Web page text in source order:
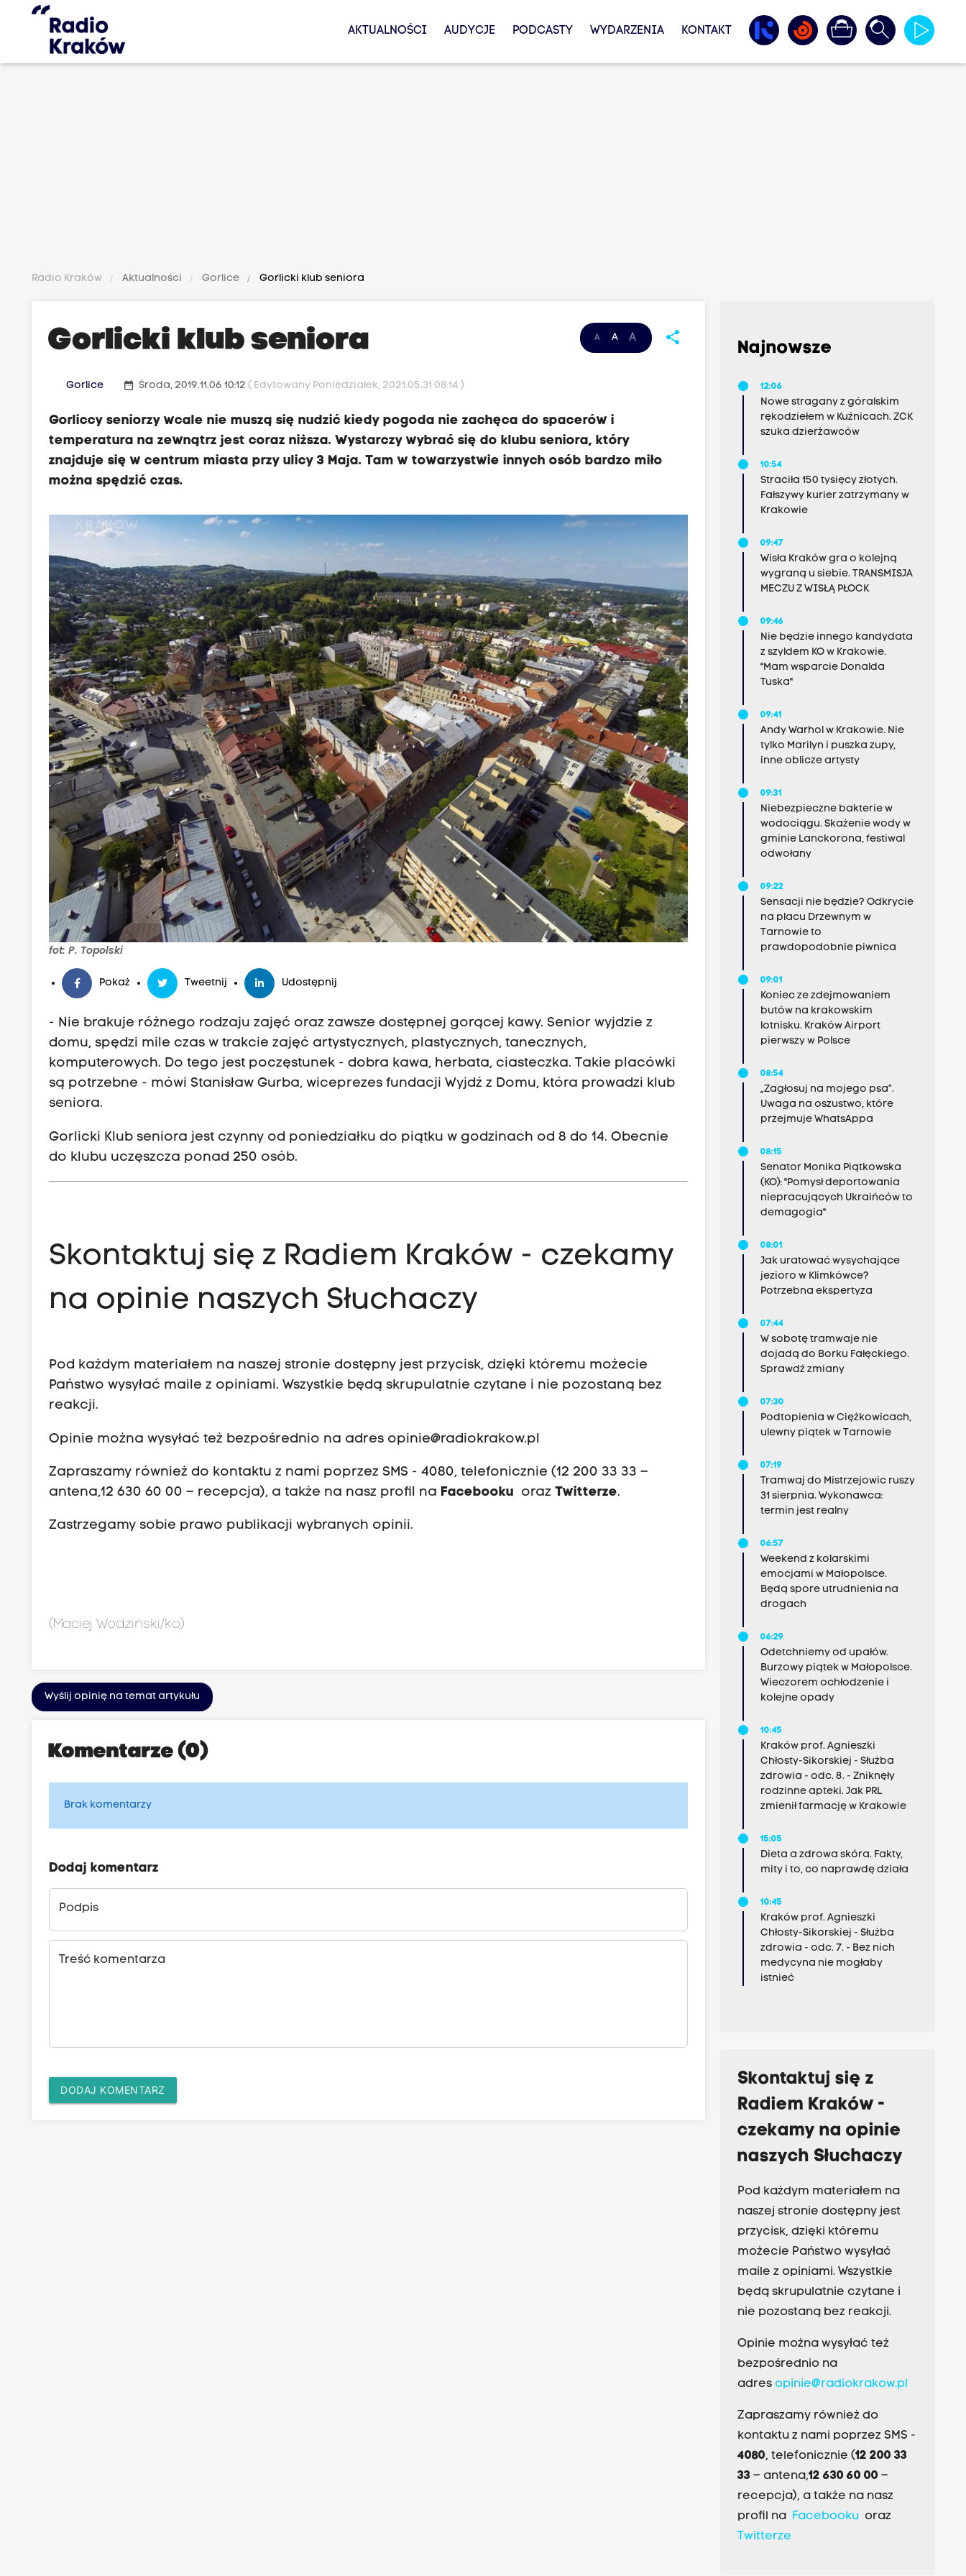
AKTUALNOŚCI AUDYCJE PODCASTY WYDARZENIA KONTAKT
Radio Kraków Aktualności Gorlice Gorlicki klub seniora
A A A share
Gorlicki klub seniora
Gorlice date_range Środa, 2019.11.06 10:12( Edytowany Poniedziałek, 2021.05.31 08:14 )
Gorliccy seniorzy wcale nie muszą się nudzić kiedy pogoda nie zachęca do spacerów i
temperatura na zewnątrz jest coraz niższa. Wystarczy wybrać się do klubu seniora, który
znajduje się w centrum miasta przy ulicy 3 Maja. Tam w towarzystwie innych osób bardzo miło
można spędzić czas.
fot: P. Topolski
Pokaż Tweetnij Udostępnij
- Nie brakuje różnego rodzaju zajęć oraz zawsze dostępnej gorącej kawy. Senior wyjdzie z
domu, spędzi mile czas w trakcie zajęć artystycznych, plastycznych, tanecznych,
komputerowych. Do tego jest poczęstunek - dobra kawa, herbata, ciasteczka. Takie placówki
są potrzebne - mówi Stanisław Gurba, wiceprezes fundacji Wyjdź z Domu, która prowadzi klub
seniora.
Gorlicki Klub seniora jest czynny od poniedziałku do piątku w godzinach od 8 do 14. Obecnie
do klubu uczęszcza ponad 250 osób.
Skontaktuj się z Radiem Kraków - czekamy
na opinie naszych Słuchaczy
Pod każdym materiałem na naszej stronie dostępny jest przycisk, dzięki któremu możecie
Państwo wysyłać maile z opiniami. Wszystkie będą skrupulatnie czytane i nie pozostaną bez
reakcji.
Opinie można wysyłać też bezpośrednio na adres opinie@radiokrakow.pl
Zapraszamy również do kontaktu z nami poprzez SMS - 4080, telefonicznie (12 200 33 33 –
antena,12 630 60 00 – recepcja), a także na nasz profil na Facebooku orazTwitterze.
Zastrzegamy sobie prawo publikacji wybranych opinii.
(Maciej Wodziński/ko)
Wyślij opinię na temat artykułu
Komentarze (0)
Brak komentarzy
Dodaj komentarz
Podpis
Treść komentarza
DODAJ KOMENTARZ
Najnowsze
12:06
Nowe stragany z góralskim
rękodziełem w Kuźnicach. ZCK
szuka dzierżawców
10:54
Straciła 150 tysięcy złotych.
Fałszywy kurier zatrzymany w
Krakowie
09:47
Wisła Kraków gra o kolejną
wygraną u siebie. TRANSMISJA
MECZU Z WISŁĄ PŁOCK
09:46
Nie będzie innego kandydata
z szyldem KO w Krakowie.
"Mam wsparcie Donalda
Tuska"
09:41
Andy Warhol w Krakowie. Nie
tylko Marilyn i puszka zupy,
inne oblicze artysty
09:31
Niebezpieczne bakterie w
wodociągu. Skażenie wody w
gminie Lanckorona, festiwal
odwołany
09:22
Sensacji nie będzie? Odkrycie
na placu Drzewnym w
Tarnowie to
prawdopodobnie piwnica
09:01
Koniec ze zdejmowaniem
butów na krakowskim
lotnisku. Kraków Airport
pierwszy w Polsce
08:54
„Zagłosuj na mojego psa”.
Uwaga na oszustwo, które
przejmuje WhatsAppa
08:15
Senator Monika Piątkowska
(KO): "Pomysł deportowania
niepracujących Ukraińców to
demagogia"
08:01
Jak uratować wysychające
jezioro w Klimkówce?
Potrzebna ekspertyza
07:44
W sobotę tramwaje nie
dojadą do Borku Fałęckiego.
Sprawdź zmiany
07:30
Podtopienia w Ciężkowicach,
ulewny piątek w Tarnowie
07:19
Tramwaj do Mistrzejowic ruszy
31 sierpnia. Wykonawca:
termin jest realny
06:57
Weekend z kolarskimi
emocjami w Małopolsce.
Będą spore utrudnienia na
drogach
06:29
Odetchniemy od upałów.
Burzowy piątek w Małopolsce.
Wieczorem ochłodzenie i
kolejne opady
10:45
Kraków prof. Agnieszki
Chłosty-Sikorskiej - Służba
zdrowia - odc. 8. - Zniknęły
rodzinne apteki. Jak PRL
zmienił farmację w Krakowie
15:05
Dieta a zdrowa skóra. Fakty,
mity i to, co naprawdę działa
10:45
Kraków prof. Agnieszki
Chłosty-Sikorskiej - Służba
zdrowia - odc. 7. - Bez nich
medycyna nie mogłaby
istnieć
Skontaktuj się z
Radiem Kraków -
czekamy na opinie
naszych Słuchaczy
Pod każdym materiałem na
naszej stronie dostępny jest
przycisk, dzięki któremu
możecie Państwo wysyłać
maile z opiniami. Wszystkie
będą skrupulatnie czytane i
nie pozostaną bez reakcji.
Opinie można wysyłać też
bezpośrednio na
adres opinie@radiokrakow.pl
Zapraszamy również do
kontaktu z nami poprzez SMS -
4080, telefonicznie (12 200 33
33– antena,12 630 60 00 –
recepcja), a także na nasz
profil na Facebookuoraz
Twitterze